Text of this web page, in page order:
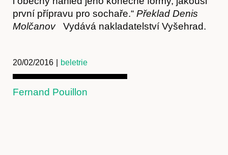
první přípravu pro sochaře.“ Překlad Denis
MolčanovVydává nakladatelství Vyšehrad.
20/02/2016 beletrie
Fernand Pouillon